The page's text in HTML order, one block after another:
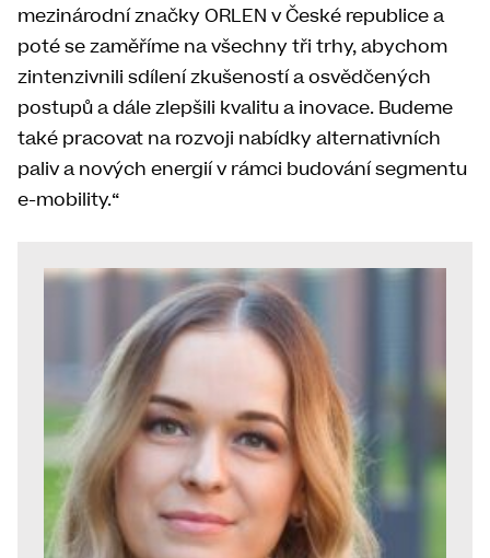
mezinárodní značky ORLEN v České republice a
poté se zaměříme na všechny tři trhy, abychom
zintenzivnili sdílení zkušeností a osvědčených
postupů a dále zlepšili kvalitu a inovace. Budeme
také pracovat na rozvoji nabídky alternativních
paliv a nových energií v rámci budování segmentu
e-mobility.“